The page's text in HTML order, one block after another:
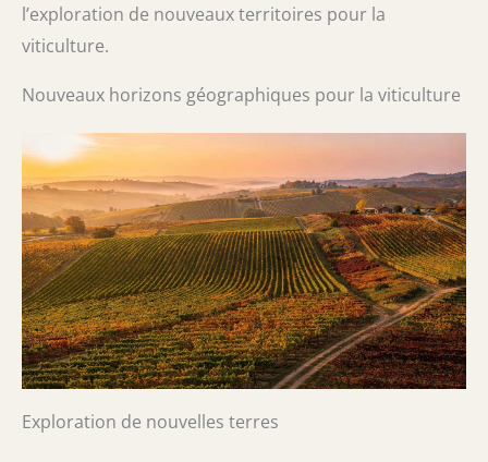
l’exploration de nouveaux territoires pour la
viticulture.
Nouveaux horizons géographiques pour la viticulture
Exploration de nouvelles terres